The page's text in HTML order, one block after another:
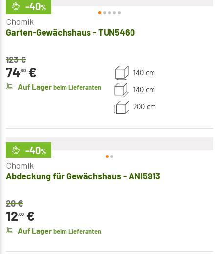
-40%
Chomik
Garten-Gewächshaus - TUN5460
123€
74,00 €
Auf Lagerbeim Lieferanten
140 cm
140 cm
200 cm
-40%
Chomik
Abdeckung für Gewächshaus - ANI5913
20€
12,00 €
Auf Lagerbeim Lieferanten